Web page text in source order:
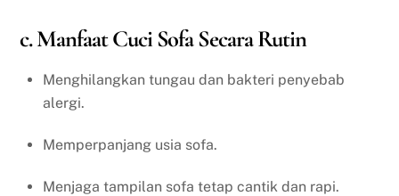
c. Manfaat Cuci Sofa Secara Rutin
Menghilangkan tungau dan bakteri penyebab
alergi.
Memperpanjang usia sofa.
Menjaga tampilan sofa tetap cantik dan rapi.